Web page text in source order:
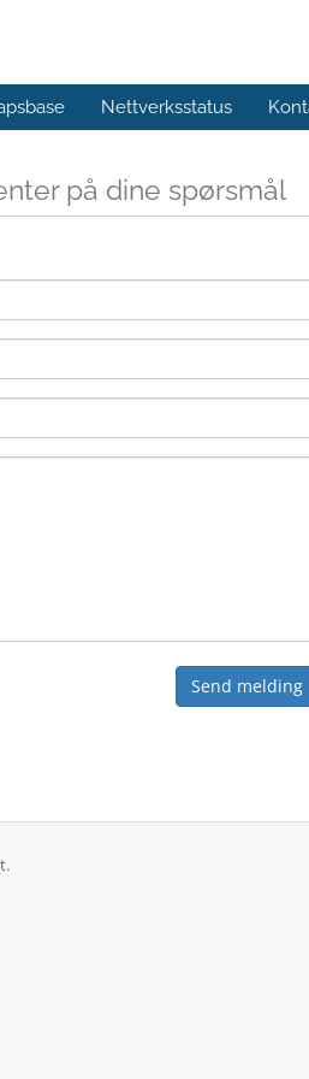
Nettverksstatus
på dine spørsmål
Send melding